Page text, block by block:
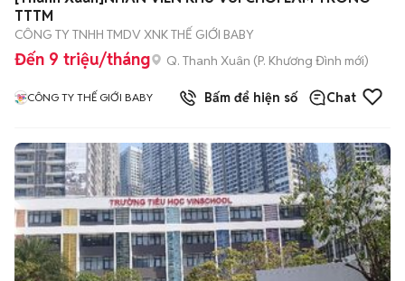
TTTM
CÔNG TY TNHH TMDV XNK THẾ GIỚI BABY
Đến 9 triệu/tháng Q. Thanh Xuân (P. Khương Đình mới)
CÔNG TY THẾ GIỚI BABY Bấm để hiện số Chat